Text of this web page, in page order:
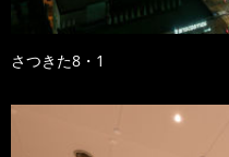
さつきた8・1